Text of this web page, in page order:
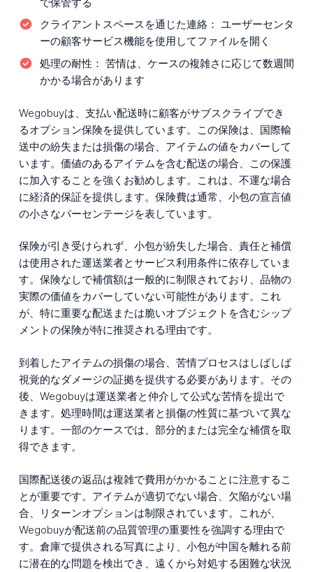
クライアントスペースを通じた連絡： ユーザーセンタ
ーの顧客サービス機能を使用してファイルを開く
処理の耐性： 苦情は、ケースの複雑さに応じて数週間
かかる場合があります
Wegobuyは、支払い配送時に顧客がサブスクライブでき
るオプション保険を提供しています。この保険は、国際輸
送中の紛失または損傷の場合、アイテムの値をカバーして
います。価値のあるアイテムを含む配送の場合、この保護
に加入することを強くお勧めします。これは、不運な場合
に経済的保証を提供します。保険費は通常、小包の宣言値
の小さなパーセンテージを表しています。
保険が引き受けられず、小包が紛失した場合、責任と補償
は使用された運送業者とサービス利用条件に依存していま
す。保険なしで補償額は一般的に制限されており、品物の
実際の価値をカバーしていない可能性があります。これ
が、特に重要な配送または脆いオブジェクトを含むシップ
メントの保険が特に推奨される理由です。
到着したアイテムの損傷の場合、苦情プロセスはしばしば
視覚的なダメージの証拠を提供する必要があります。その
後、Wegobuyは運送業者と仲介して公式な苦情を提出で
きます。処理時間は運送業者と損傷の性質に基づいて異な
ります。一部のケースでは、部分的または完全な補償を取
得できます。
国際配送後の返品は複雑で費用がかかることに注意するこ
とが重要です。アイテムが適切でない場合、欠陥がない場
合、リターンオプションは制限されています。これが、
Wegobuyが配送前の品質管理の重要性を強調する理由で
す。倉庫で提供される写真により、小包が中国を離れる前
に潜在的な問題を検出でき、遠くから対処する困難な状況